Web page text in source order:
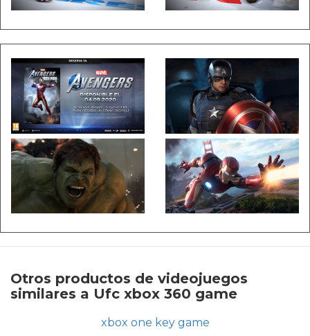
Otros productos de videojuegos
similares a Ufc xbox 360 game
xbox one key game